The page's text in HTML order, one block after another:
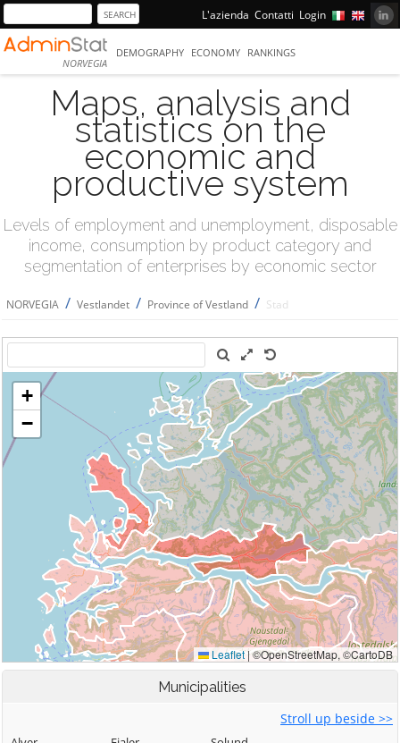
L'azienda Contatti Login
NORVEGIA
DEMOGRAPHY ECONOMY RANKINGS
Maps, analysis and
statistics on the
economic and
productive system
Levels of employment and unemployment, disposable
income, consumption by product category and
segmentation of enterprises by economic sector
NORVEGIA / Vestlandet / Province of Vestland / Stad
Municipalities
Stroll up beside >>